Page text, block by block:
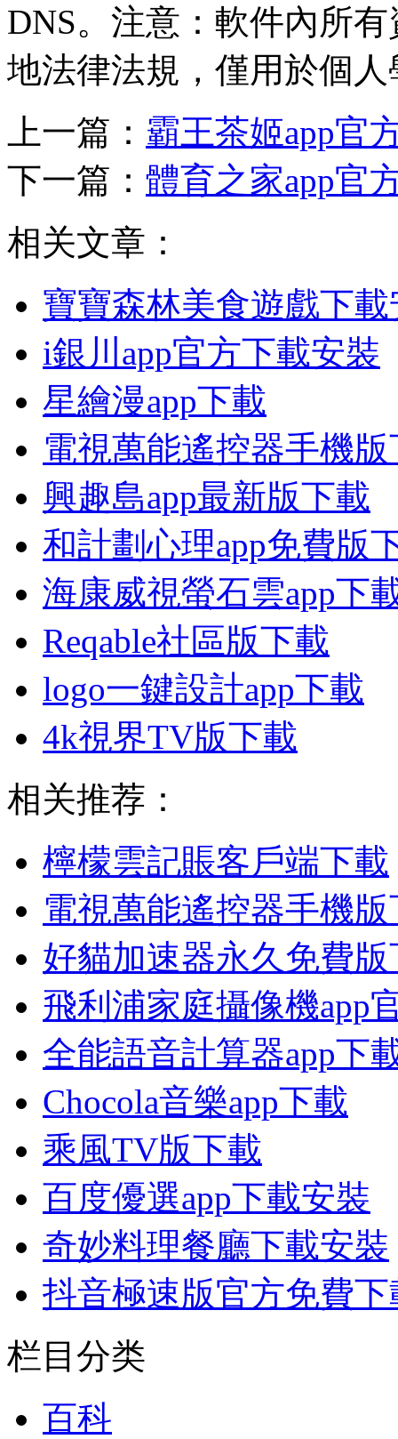
DNS。注意：軟件內所
地法律法規，僅用於個
上一篇： 霸王茶姬app官
下一篇： 體育之家app官
相关文章：
寶寶森林美食遊戲下載
i銀川app官方下載安裝
星繪漫app下載
電視萬能遙控器手機
興趣島app最新版下載
和計劃心理app免費版
海康威視螢石雲app下
Reqable社區版下載
logo一鍵設計app下載
4k視界TV版下載
相关推荐：
檸檬雲記賬客戶端下載
電視萬能遙控器手機
好貓加速器永久免費
飛利浦家庭攝像機app
全能語音計算器app下
Chocola音樂app下載
乘風TV版下載
百度優選app下載安裝
奇妙料理餐廳下載安裝
抖音極速版官方免費
栏目分类
百科